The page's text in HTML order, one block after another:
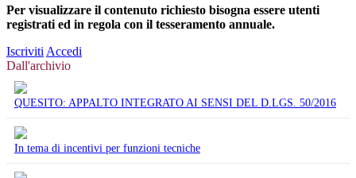
Per visualizzare il contenuto richiesto bisogna essere utenti
registrati ed in regola con il tesseramento annuale.
Iscriviti Accedi
Dall'archivio
QUESITO: APPALTO INTEGRATO AI SENSI DEL D.LGS. 50/2016
In tema di incentivi per funzioni tecniche